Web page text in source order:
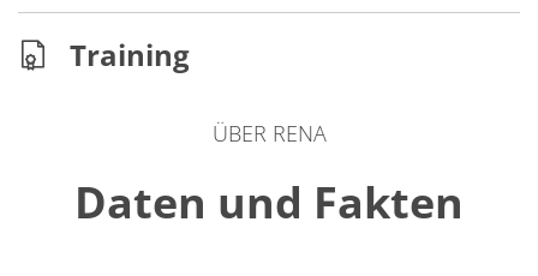
Training
ÜBER RENA
Daten und Fakten